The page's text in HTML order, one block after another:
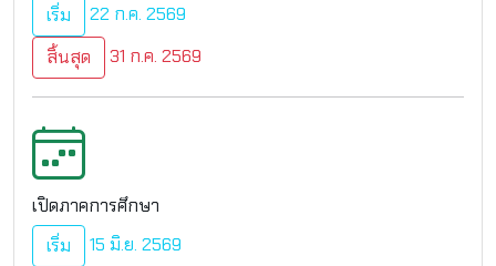
เริ่ม
22 ก.ค. 2569
สิ้นสุด
31 ก.ค. 2569
เปิดภาคการศึกษา
เริ่ม
15 มิ.ย. 2569